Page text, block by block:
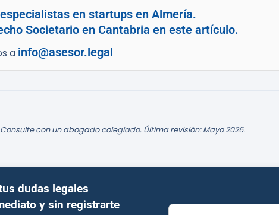
en startups en Almería.
Societario en Cantabria en este artículo.
a info@asesor.legal
con un abogado colegiado. Última revisión: Mayo 2026.
dudas legales
y sin registrarte